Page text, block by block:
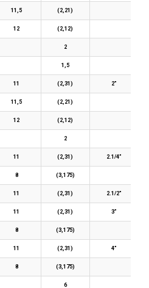
11,5 (2,21)
12 (2,12)
2
1,5
11 (2,31) 2”
11,5 (2,21)
12 (2,12)
2
11 (2,31) 2.1/4”
8 (3,175)
11 (2,31) 2.1/2”
11 (2,31) 3”
8 (3,175)
11 (2,31) 4”
8 (3,175)
6